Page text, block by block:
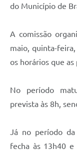
do Município de
A comissão
maio, quinta-
os horários que as
No período
prevista às 8h,
Já no período
fecha às 13h40 e